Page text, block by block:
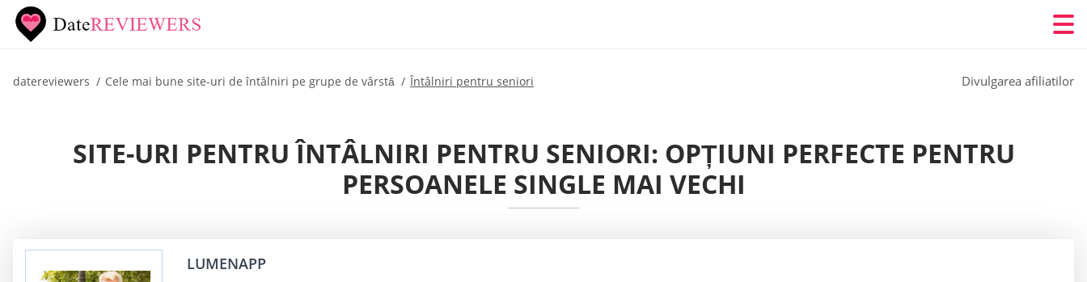
datereviewers Cele mai bune site-uri de întâlniri pe grupe de vârstă Întâlniri pentru seniori Divulgarea afiliatilor
SITE-URI PENTRU ÎNTÂLNIRI PENTRU SENIORI: OPȚIUNI PERFECTE PENTRU
PERSOANELE SINGLE MAI VECHI
LUMENAPP